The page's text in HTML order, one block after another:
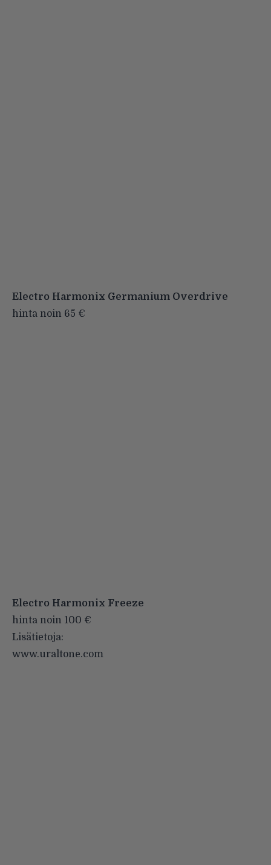
Electro Harmonix Germanium Overdrive
hinta noin 65 €
Electro Harmonix Freeze
hinta noin 100 €
Lisätietoja:
www.uraltone.com